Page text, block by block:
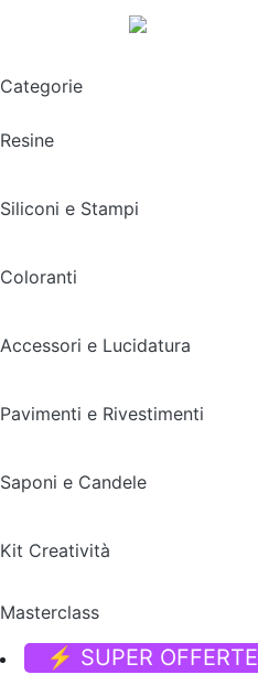
Categorie
Resine
Siliconi e Stampi
Coloranti
Accessori e Lucidatura
Pavimenti e Rivestimenti
Saponi e Candele
Kit Creatività
Masterclass
⚡ SUPER OFFERTE